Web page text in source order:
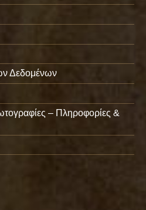
Δεδομένων
– Πληροφορίες &